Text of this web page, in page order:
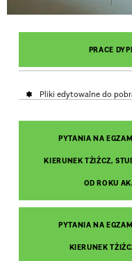
PRACE
Pliki edytowalne do
PYTANIA NA
KIERUNEK TŻIŻCZ,
OD ROKU
PYTANIA NA
KIERUNEK